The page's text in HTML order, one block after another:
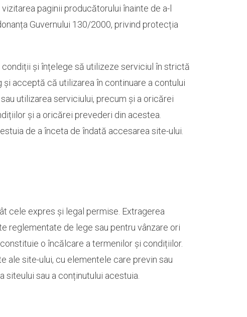
paginii producătorului înainte de a-l
Guvernului 130/2000, privind protecția
și înțelege să utilizeze serviciul în strictă
acceptă că utilizarea în continuare a contului
utilizarea serviciului, precum și a oricărei
și a oricărei prevederi din acestea.
de a înceta de îndată accesarea site-ului.
cele expres și legal permise. Extragerea
reglementate de lege sau pentru vânzare ori
o încălcare a termenilor și condițiilor.
ale site-ului, cu elementele care previn sau
sau a conținutului acestuia.